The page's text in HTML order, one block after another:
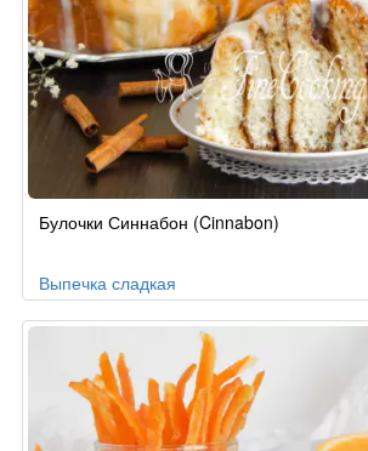
Булочки Синнабон (Cinnabon)
Выпечка сладкая